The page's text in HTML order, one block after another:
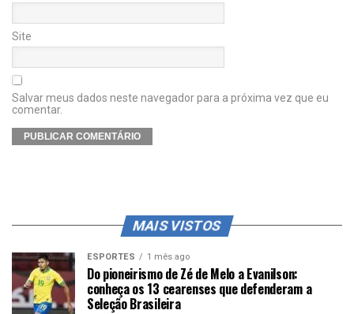
Site
Salvar meus dados neste navegador para a próxima vez que eu
comentar.
MAIS VISTOS
ESPORTES 1 mês ago
Do pioneirismo de Zé de Melo a Evanilson:
conheça os 13 cearenses que defenderam a
Seleção Brasileira